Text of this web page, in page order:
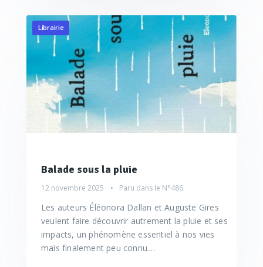
Librairie
Balade sous la pluie
12 novembre 2025 Paru dans le N°486
Les auteurs Éléonora Dallan et Auguste Gires
veulent faire découvrir autrement la pluie et ses
impacts, un phénomène essentiel à nos vies
mais finalement peu connu....